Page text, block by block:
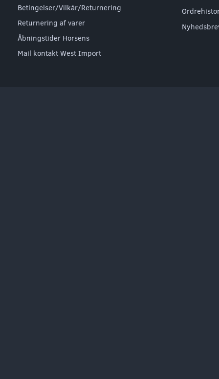
Betingelser/Vilkår/Returnering
Returnering af varer
Åbningstider Horsens
Mail kontakt West Import